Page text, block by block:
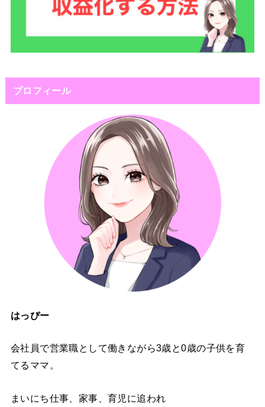
プロフィール
はっぴー
会社員で営業職として働きながら3歳と0歳の子供を育
てるママ。
まいにち仕事、家事、育児に追われ